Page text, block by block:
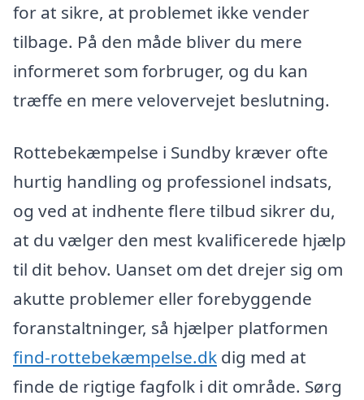
for at sikre, at problemet ikke vender
tilbage. På den måde bliver du mere
informeret som forbruger, og du kan
træffe en mere velovervejet beslutning.
Rottebekæmpelse i Sundby kræver ofte
hurtig handling og professionel indsats,
og ved at indhente flere tilbud sikrer du,
at du vælger den mest kvalificerede hjælp
til dit behov. Uanset om det drejer sig om
akutte problemer eller forebyggende
foranstaltninger, så hjælper platformen
find-rottebekæmpelse.dk dig med at
finde de rigtige fagfolk i dit område. Sørg